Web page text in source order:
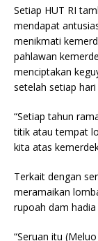
Setiap HUT RI
mendapat
menikmati
pahlawan
menciptakan
setelah setiap
“Setiap tahun
titik atau tempat
kita atas
Terkait dengan
meramaikan
rupoah dam
“Seruan itu